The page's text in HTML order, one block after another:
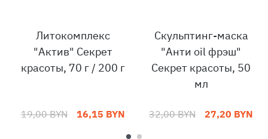
Литокомплекс
"Актив" Секрет
красоты, 70 г / 200 г
19,00 BYN 16,15 BYN
Скульптинг-маска
"Анти oil фрэш"
Секрет красоты, 50
мл
32,00 BYN 27,20 BYN